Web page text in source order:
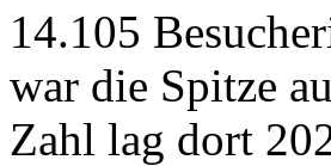
14.105
war die Spitze
Zahl lag dort